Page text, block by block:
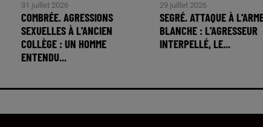
31 juillet 2026
COMBRÉE. AGRESSIONS
SEXUELLES À L'ANCIEN
COLLÈGE : UN HOMME
ENTENDU...
29 juillet 2026
SEGRÉ. ATTAQUE À
BLANCHE : L'AGRESSEUR
INTERPELLÉ, LE...